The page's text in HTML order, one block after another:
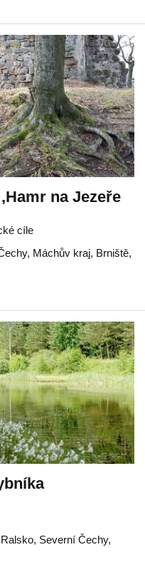
na Jezeře
cíle
, Máchův kraj, Brniště,
Ralsko, Severní Čechy,